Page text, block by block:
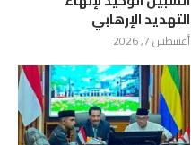
التهديد الإرهابي
أغسطس 7, 2026